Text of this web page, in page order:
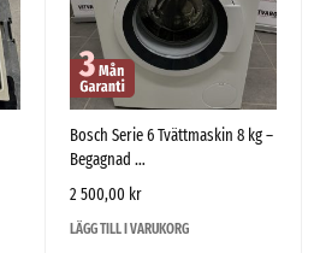
Bosch Serie 6 Tvättmaskin 8 kg –
Begagnad
2 500,00 kr
LÄGG TILL I VARUKORG